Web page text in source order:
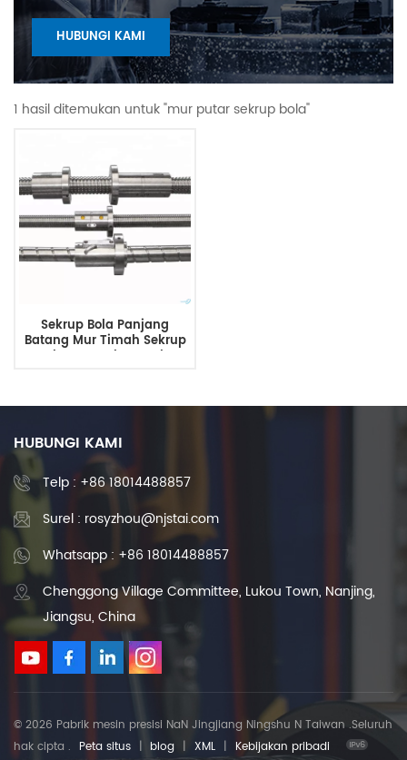
HUBUNGI KAMI
1 hasil ditemukan untuk "mur putar sekrup bola"
Sekrup Bola Panjang
Batang Mur Timah Sekrup
Bola CNC Sekrup Bola
HUBUNGI KAMI
Telp : +86 18014488857
Surel : rosyzhou@njstai.com
Whatsapp : +86 18014488857
Chenggong Village Committee, Lukou Town, Nanjing,
Jiangsu, China
© 2026 Pabrik mesin presisi NaN Jingjiang Ningshu N Taiwan .Seluruh
hak cipta . Peta situs | blog | XML | Kebijakan pribadi